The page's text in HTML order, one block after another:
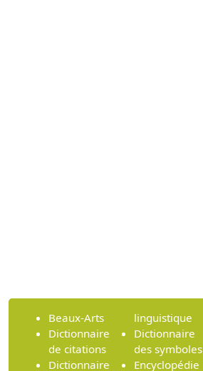
Beaux-Arts
Dictionnaire
de citations
Dictionnaire
linguistique
Dictionnaire
des symboles
Encyclopédie